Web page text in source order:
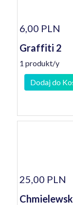
6,00 PLN
Graffiti 2
1 produkt/y
Dodaj do
25,00 PLN